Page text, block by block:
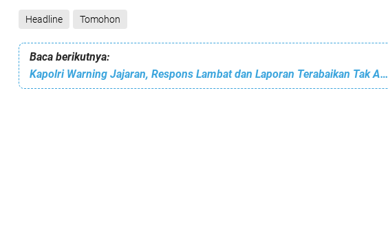
Headline Tomohon
Baca berikutnya:
Kapolri Warning Jajaran, Respons Lambat dan Laporan Terabaikan Tak Akan Ditoleransi